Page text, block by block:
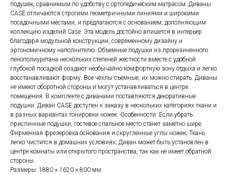
подушек, сравнимым по удобству с ортопедическим матрасом. Диваны
CASE отличаются строгими геометричными линиями и широкими
посадочными местами, и предлагаются с основанием, дополняющим
коллекцию изделий Case. Эта модель достойно впишется в интерьер
благодаря модульной конструкции, современному дизайну и
эргономичному наполнителю. Объемные подушки из прорезиненного
пенополиуретана нескольких степеней жесткости вместе с удобной
глубокой посадкой создают необычайно комфортную зону отдыха и легко
восстанавливают форму. Все чехлы съемные, их можно стирать. Диваны
не имеют оборотной стороны и могут устанавливаться в центре
помещения. В комплекте с диванами поставляются декоративные
подушки. Диван CASE доступен к заказу в нескольких категориях ткани и
в разных вариантах тонировки ножек. Особенности: Если убрать
приспинные подушки, гостевое спальное место станет заметно шире;
Фирменная фрезеровка основания и скругленные углы ножек; Ткань
легко чистится в домашних условиях; Диван может быть установлен в
центре комнаты или открытого пространства, так как не имеет обратной
стороны.
Размеры: 1880 × 1620 × 800 мм